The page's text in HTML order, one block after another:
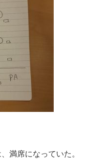
満席になっていた。